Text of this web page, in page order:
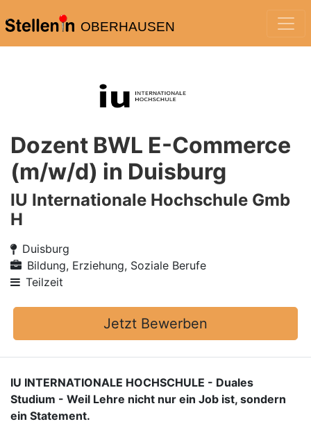
OBERHAUSEN
Dozent BWL E-Commerce
(m/w/d) in Duisburg
IU Internationale Hochschule Gmb
H
Duisburg
Bildung, Erziehung, Soziale Berufe
Teilzeit
Jetzt Bewerben
IU INTERNATIONALE HOCHSCHULE - Duales
Studium - Weil Lehre nicht nur ein Job ist, sondern
ein Statement.